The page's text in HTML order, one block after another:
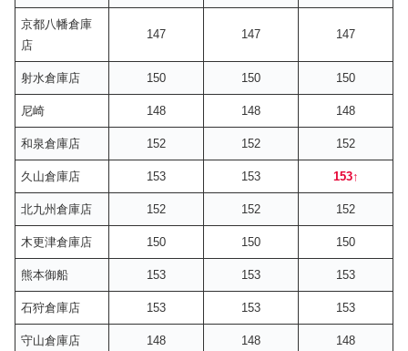
京都八幡倉庫
店
147 147 147
射水倉庫店 150 150 150
尼崎 148 148 148
和泉倉庫店 152 152 152
久山倉庫店 153 153 153↑
北九州倉庫店 152 152 152
木更津倉庫店 150 150 150
熊本御船 153 153 153
石狩倉庫店 153 153 153
守山倉庫店 148 148 148